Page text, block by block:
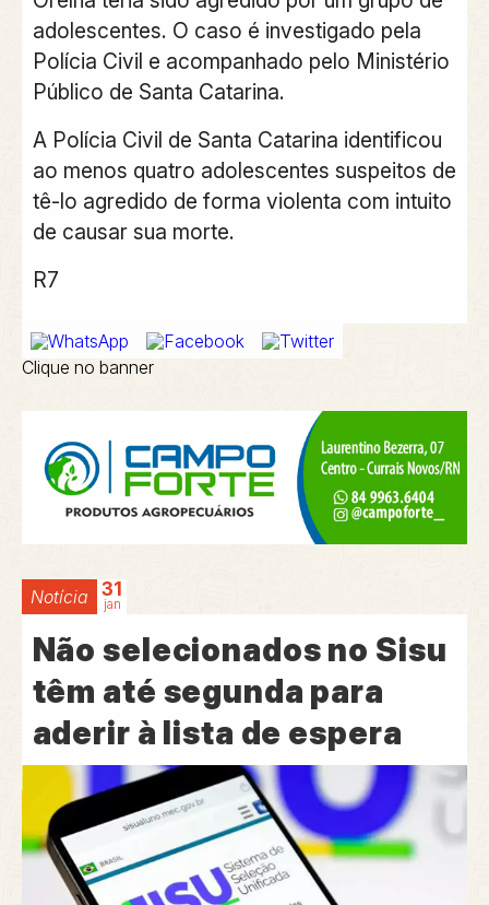
adolescentes. O caso é investigado pela
Polícia Civil e acompanhado pelo Ministério
Público de Santa Catarina.
A Polícia Civil de Santa Catarina identificou
ao menos quatro adolescentes suspeitos de
tê-lo agredido de forma violenta com intuito
de causar sua morte.
R7
Clique no banner
Notícia 31
jan
Não selecionados no Sisu
têm até segunda para
aderir à lista de espera